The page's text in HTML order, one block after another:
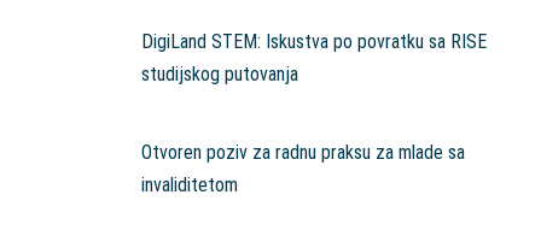
DigiLand STEM: Iskustva po povratku sa RISE
studijskog putovanja
Otvoren poziv za radnu praksu za mlade sa
invaliditetom